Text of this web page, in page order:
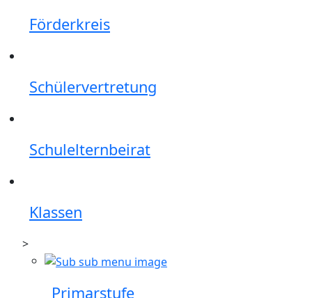
Förderkreis
Schülervertretung
Schulelternbeirat
Klassen
>
Primarstufe